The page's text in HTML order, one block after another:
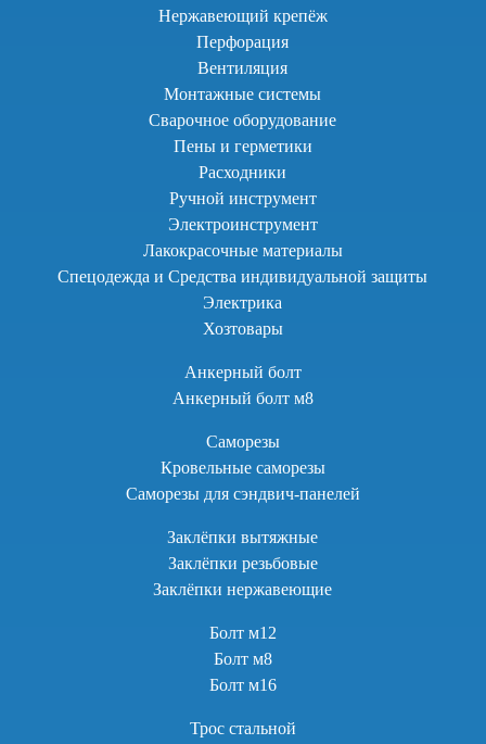
Нержавеющий крепёж
Перфорация
Вентиляция
Монтажные системы
Сварочное оборудование
Пены и герметики
Расходники
Ручной инструмент
Электроинструмент
Лакокрасочные материалы
Спецодежда и Средства индивидуальной защиты
Электрика
Хозтовары
Анкерный болт
Анкерный болт м8
Саморезы
Кровельные саморезы
Саморезы для сэндвич-панелей
Заклёпки вытяжные
Заклёпки резьбовые
Заклёпки нержавеющие
Болт м12
Болт м8
Болт м16
Трос стальной